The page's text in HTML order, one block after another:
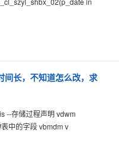
长，不知道怎么改，求
--存储过程声明 vdwm
中的字段 vbmdm v